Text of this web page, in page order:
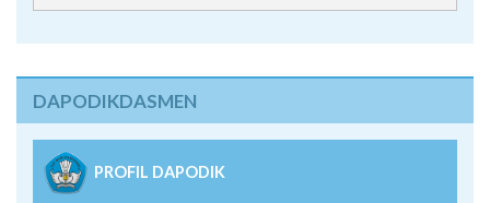
DAPODIKDASMEN
PROFIL DAPODIK